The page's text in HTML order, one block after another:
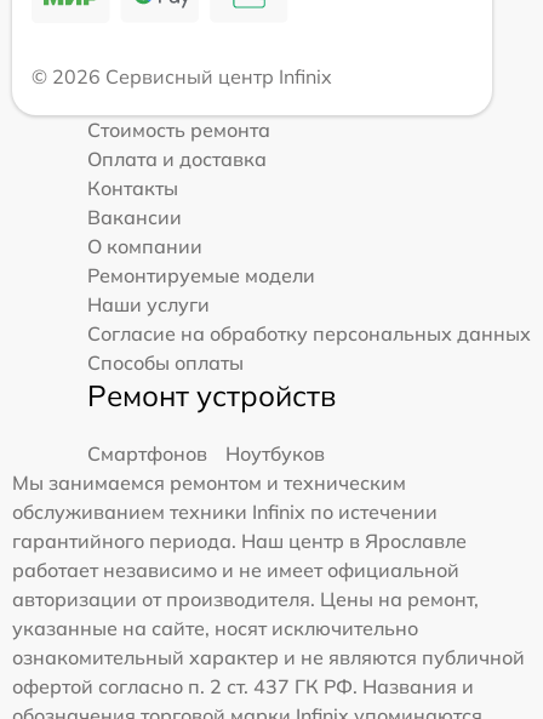
© 2026 Сервисный центр Infinix
Стоимость ремонта
Оплата и доставка
Контакты
Вакансии
О компании
Ремонтируемые модели
Наши услуги
Согласие на обработку персональных данных
Способы оплаты
Ремонт устройств
Смартфонов
Ноутбуков
Мы занимаемся ремонтом и техническим
обслуживанием техники Infinix по истечении
гарантийного периода. Наш центр в Ярославле
работает независимо и не имеет официальной
авторизации от производителя. Цены на ремонт,
указанные на сайте, носят исключительно
ознакомительный характер и не являются публичной
офертой согласно п. 2 ст. 437 ГК РФ. Названия и